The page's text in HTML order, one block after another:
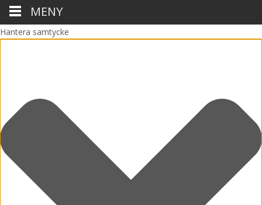
Hantera samtycke
MENY